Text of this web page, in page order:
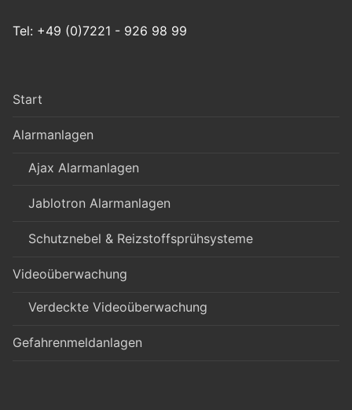
Tel: +49 (0)7221 - 926 98 99
Start
Alarmanlagen
Ajax Alarmanlagen
Jablotron Alarmanlagen
Schutznebel & Reizstoffsprühsysteme
Videoüberwachung
Verdeckte Videoüberwachung
Gefahrenmeldanlagen